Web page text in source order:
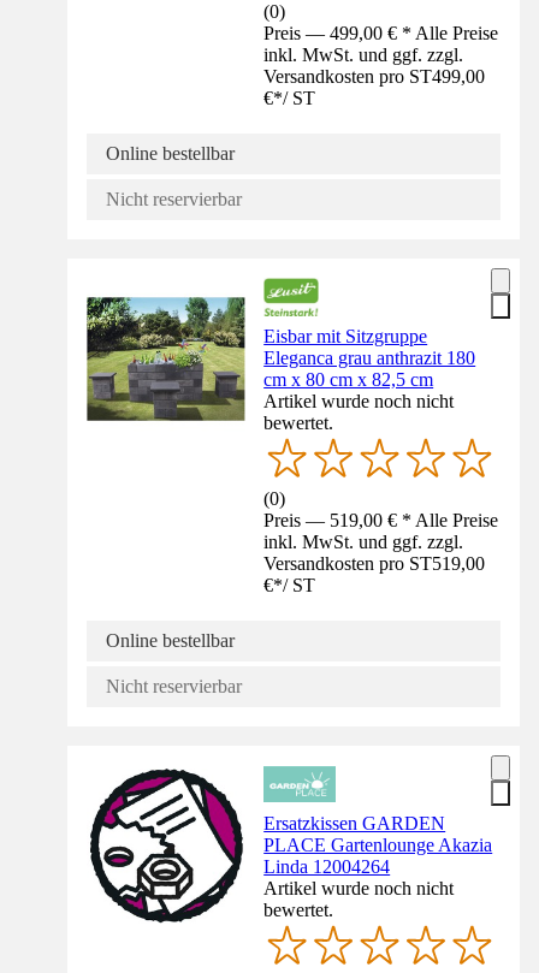
(0)
Preis — 499,00 € * Alle Preise
inkl. MwSt. und ggf. zzgl.
Versandkosten pro ST499,00
€*/ ST
Online bestellbar
Nicht reservierbar
Eisbar mit Sitzgruppe
Eleganca grau anthrazit 180
cm x 80 cm x 82,5 cm
Artikel wurde noch nicht
bewertet.
(0)
Preis — 519,00 € * Alle Preise
inkl. MwSt. und ggf. zzgl.
Versandkosten pro ST519,00
€*/ ST
Online bestellbar
Nicht reservierbar
Ersatzkissen GARDEN
PLACE Gartenlounge Akazia
Linda 12004264
Artikel wurde noch nicht
bewertet.